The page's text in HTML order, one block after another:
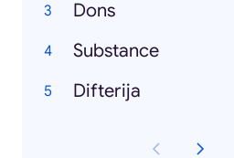
Dons
Substance
Difterija